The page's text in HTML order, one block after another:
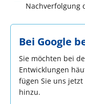
Nachverfolgung
Bei Google
Sie möchten bei
Entwicklungen
fügen Sie uns
hinzu.